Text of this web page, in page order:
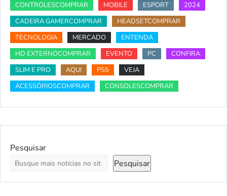
CONTROLESCOMPRAR
MOBILE ESPORT
2024
CADEIRA GAMERCOMPRAR
HEADSETCOMPRAR
TECNOLOGIA
MERCADO
ENTENDA
HD EXTERNOCOMPRAR
EVENTO PC
CONFIRA
SLIM E PRO
AQUI PS5
VEJA
ACESSÓRIOSCOMPRAR
CONSOLESCOMPRAR
Pesquisar
Pesquisar